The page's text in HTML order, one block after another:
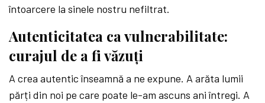
întoarcere la sinele nostru nefiltrat.
Autenticitatea ca vulnerabilitate:
curajul de a fi văzuți
A crea autentic înseamnă a ne expune. A arăta lumii
părți din noi pe care poate le-am ascuns ani întregi. A